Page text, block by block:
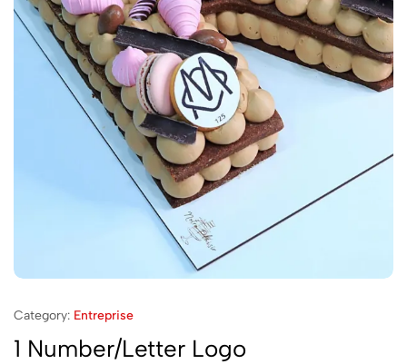
Category: Entreprise
1 Number/Letter Logo